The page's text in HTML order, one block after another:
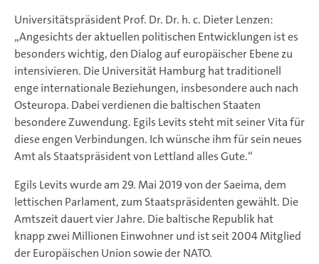
Universitätspräsident Prof. Dr. Dr. h. c. Dieter Lenzen:
„Angesichts der aktuellen politischen Entwicklungen ist es
besonders wichtig, den Dialog auf europäischer Ebene zu
intensivieren. Die Universität Hamburg hat traditionell
enge internationale Beziehungen, insbesondere auch nach
Osteuropa. Dabei verdienen die baltischen Staaten
besondere Zuwendung. Egils Levits steht mit seiner Vita für
diese engen Verbindungen. Ich wünsche ihm für sein neues
Amt als Staatspräsident von Lettland alles Gute.“
Egils Levits wurde am 29. Mai 2019 von der Saeima, dem
lettischen Parlament, zum Staatspräsidenten gewählt. Die
Amtszeit dauert vier Jahre. Die baltische Republik hat
knapp zwei Millionen Einwohner und ist seit 2004 Mitglied
der Europäischen Union sowie der NATO.